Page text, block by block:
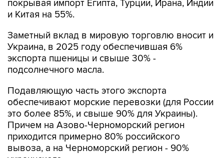
Заметный вклад в мировую торговлю вносит и
экспорта пшеницы и свыше 30% -
подсолнечного масла.
Подавляющую часть этого экспорта
это более 85%, и свыше 90% для Украины).
Причем на Азово-Черноморский регион
приходится примерно 80% российского
вывоза, а на Черноморский регион - 90%
украинского.